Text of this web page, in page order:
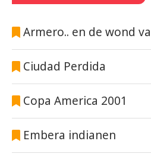
Armero.. en de wond
Ciudad Perdida
Copa America 2001
Embera indianen